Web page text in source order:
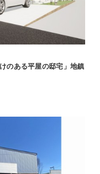
のある平屋の邸宅」地鎮